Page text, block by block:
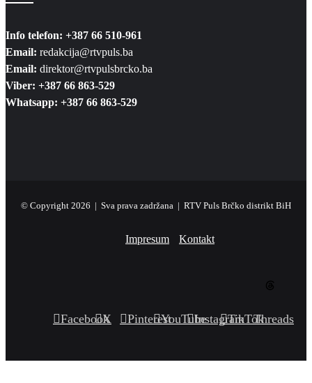
Info telefon: +387 66 510-961
Email: redakcija@rtvpuls.ba
Email: direktor@rtvpulsbrcko.ba
Viber: +387 66 863-529
Whatsapp: +387 66 863-529
© Copyright 2026 | Sva prava zadržana | RTV Puls Brčko distrikt BiH
Impresum Kontakt
Facebook
X PinterestYouTubeInstagramTikTokThreads